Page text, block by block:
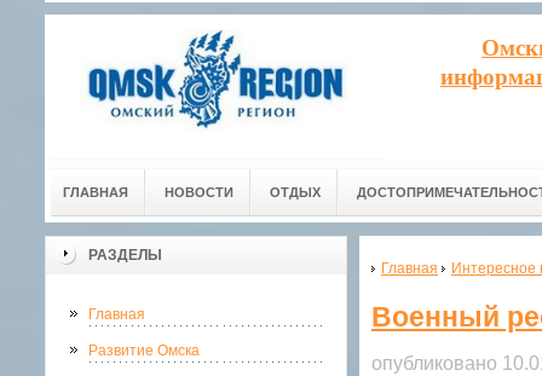
ГЛАВНАЯ НОВОСТИ ОТДЫХ
РАЗДЕЛЫ
Главная
Развитие Омска
Главная Интересное
Военный
опубликовано